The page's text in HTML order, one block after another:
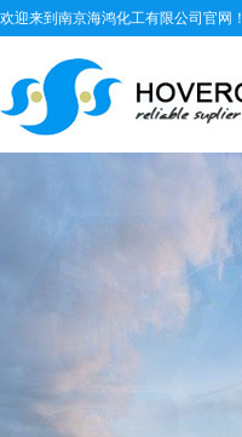
欢迎来到南京海鸿化工有限公司官网！